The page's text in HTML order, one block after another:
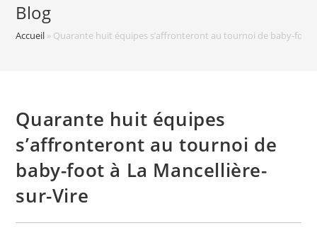
Blog
Accueil » Quarante huit équipes s’affronteront au tournoi de baby-foot
Quarante huit équipes
s’affronteront au tournoi de
baby-foot à La Mancellière-
sur-Vire